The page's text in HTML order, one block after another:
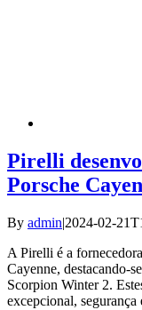
Pirelli
Porsche
By admin|2024-02-
A Pirelli é a
Cayenne, destacando-
Scorpion Winter 2.
excepcional, segurança